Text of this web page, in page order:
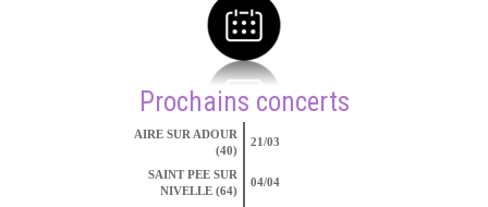
Prochains concerts
AIRE SUR ADOUR
(40)
21/03
SAINT PEE SUR
NIVELLE (64)
04/04